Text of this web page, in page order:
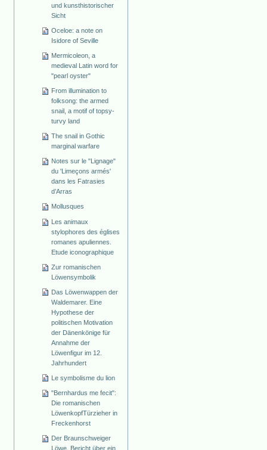
und kunsthistorischer
Sicht
Oceloe: a note on
Isidore of Seville
Mermicoleon, a
medieval Latin word for
"pearl oyster"
From illumination to
folksong: the armed
snail, a motif of topsy-
turvy land
The snail in Gothic
marginal warfare
Notes sur le "Lignage"
du 'Limeçons armés'
dans les Fatrasies
d’Arras
Mollusques
Les animaux
stylophores des églises
romanes apuliennes.
Etude iconographique
Zur romanischen
Löwensymbolik
Das Löwenwappen der
Waldemarer. Eine
Hypothese der
politischen Motivation
der Dänenkönige für
Annahme der
Löwenfigur im 12.
Jahrhundert
Le symbolisme du lion
"Bernhardus me fecit":
Die romanischen
Löwenkopf­Türzieher in
Freckenhorst
Der Braunschweiger
Löwe. Bericht über ein